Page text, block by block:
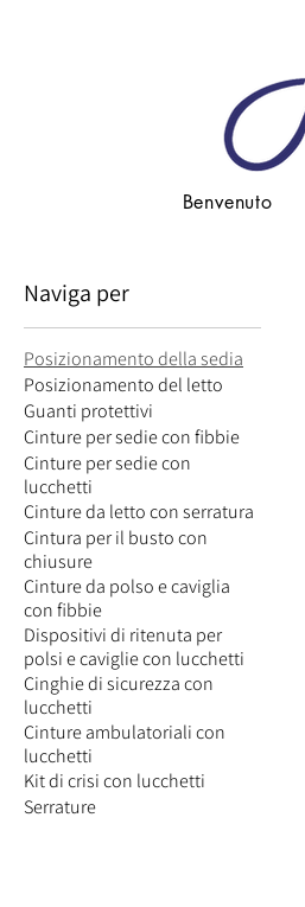
Benvenuto
Naviga per
Posizionamento della sedia
Posizionamento del letto
Guanti protettivi
Cinture per sedie con fibbie
Cinture per sedie con
lucchetti
Cinture da letto con serratura
Cintura per il busto con
chiusure
Cinture da polso e caviglia
con fibbie
Dispositivi di ritenuta per
polsi e caviglie con lucchetti
Cinghie di sicurezza con
lucchetti
Cinture ambulatoriali con
lucchetti
Kit di crisi con lucchetti
Serrature